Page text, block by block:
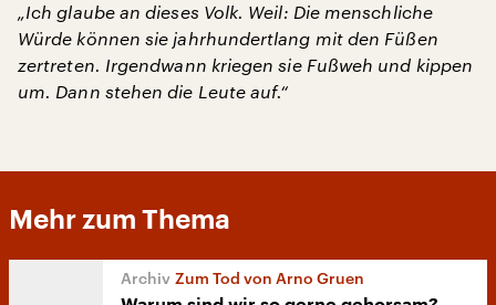
„Ich glaube an dieses Volk. Weil: Die menschliche
Würde können sie jahrhundertlang mit den Füßen
zertreten. Irgendwann kriegen sie Fußweh und kippen
um. Dann stehen die Leute auf.“
Mehr zum Thema
Zum Tod von Arno Gruen